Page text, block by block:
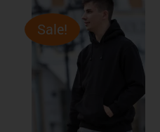
Sale!